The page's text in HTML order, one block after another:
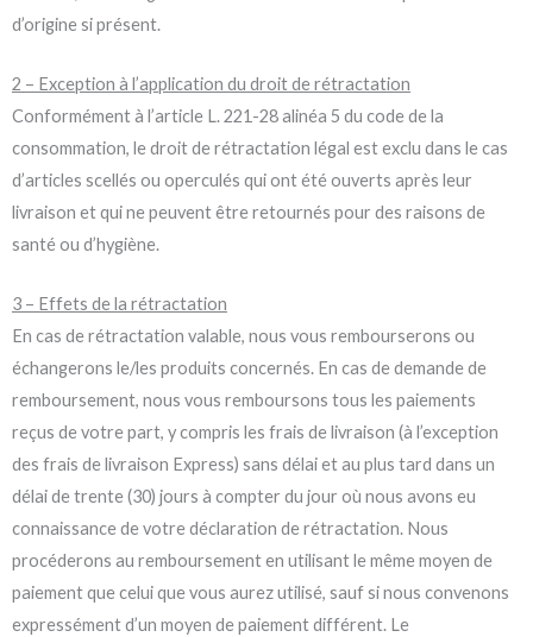
d’origine si présent.
2 – Exception à l’application du droit de rétractation
Conformément à l’article L. 221-28 alinéa 5 du code de la
consommation, le droit de rétractation légal est exclu dans le cas
d’articles scellés ou operculés qui ont été ouverts après leur
livraison et qui ne peuvent être retournés pour des raisons de
santé ou d’hygiène.
3 – Effets de la rétractation
En cas de rétractation valable, nous vous rembourserons ou
échangerons le/les produits concernés. En cas de demande de
remboursement, nous vous remboursons tous les paiements
reçus de votre part, y compris les frais de livraison (à l’exception
des frais de livraison Express) sans délai et au plus tard dans un
délai de trente (30) jours à compter du jour où nous avons eu
connaissance de votre déclaration de rétractation. Nous
procéderons au remboursement en utilisant le même moyen de
paiement que celui que vous aurez utilisé, sauf si nous convenons
expressément d’un moyen de paiement différent. Le